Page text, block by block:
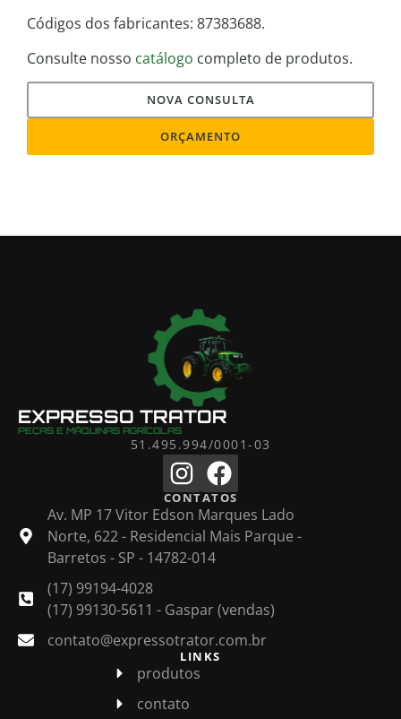
Códigos dos fabricantes: 87383688.
Consulte nosso catálogo completo de produtos.
NOVA CONSULTA
ORÇAMENTO
EXPRESSO TRATOR
PEÇAS E MÁQUINAS AGRÍCOLAS
51.495.994/0001-03
CONTATOS
Av. MP 17 Vitor Edson Marques Lado
Norte, 622 - Residencial Mais Parque -
Barretos - SP - 14782-014
(17) 99194-4028
(17) 99130-5611 - Gaspar (vendas)
contato@expressotrator.com.br
LINKS
produtos
contato